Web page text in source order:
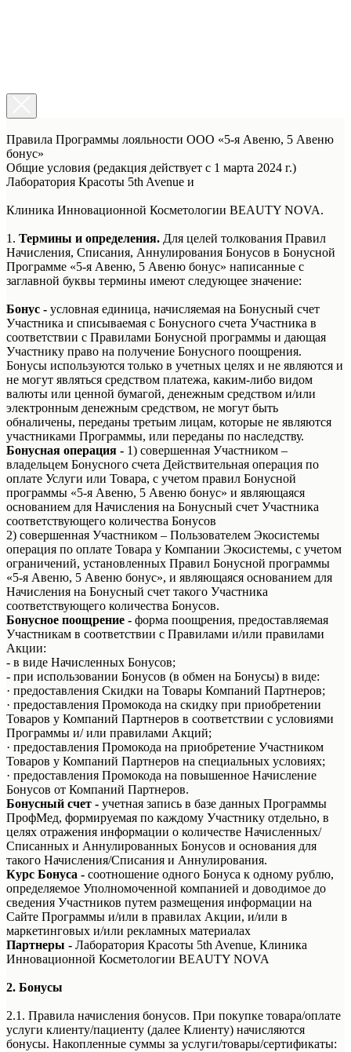
Правила Программы лояльности ООО «5-я Авеню, 5 Авеню
бонус»
Общие условия (редакция действует с 1 марта 2024 г.)
Лаборатория Красоты 5th Avenue и
Клиника Инновационной Косметологии BEAUTY NOVA.
1. Термины и определения. Для целей толкования Правил
Начисления, Списания, Аннулирования Бонусов в Бонусной
Программе «5-я Авеню, 5 Авеню бонус» написанные с
заглавной буквы термины имеют следующее значение:
Бонус - условная единица, начисляемая на Бонусный счет
Участника и списываемая с Бонусного счета Участника в
соответствии с Правилами Бонусной программы и дающая
Участнику право на получение Бонусного поощрения.
Бонусы используются только в учетных целях и не являются и
не могут являться средством платежа, каким-либо видом
валюты или ценной бумагой, денежным средством и/или
электронным денежным средством, не могут быть
обналичены, переданы третьим лицам, которые не являются
участниками Программы, или переданы по наследству.
Бонусная операция - 1) совершенная Участником –
владельцем Бонусного счета Действительная операция по
оплате Услуги или Товара, с учетом правил Бонусной
программы «5-я Авеню, 5 Авеню бонус» и являющаяся
основанием для Начисления на Бонусный счет Участника
соответствующего количества Бонусов
2) совершенная Участником – Пользователем Экосистемы
операция по оплате Товара у Компании Экосистемы, с учетом
ограничений, установленных Правил Бонусной программы
«5-я Авеню, 5 Авеню бонус», и являющаяся основанием для
Начисления на Бонусный счет такого Участника
соответствующего количества Бонусов.
Бонусное поощрение - форма поощрения, предоставляемая
Участникам в соответствии с Правилами и/или правилами
Акции:
- в виде Начисленных Бонусов;
- при использовании Бонусов (в обмен на Бонусы) в виде:
· предоставления Скидки на Товары Компаний Партнеров;
· предоставления Промокода на скидку при приобретении
Товаров у Компаний Партнеров в соответствии с условиями
Программы и/ или правилами Акций;
· предоставления Промокода на приобретение Участником
Товаров у Компаний Партнеров на специальных условиях;
· предоставления Промокода на повышенное Начисление
Бонусов от Компаний Партнеров.
Бонусный счет - учетная запись в базе данных Программы
ПрофМед, формируемая по каждому Участнику отдельно, в
целях отражения информации о количестве Начисленных/
Списанных и Аннулированных Бонусов и основания для
такого Начисления/Списания и Аннулирования.
Курс Бонуса - соотношение одного Бонуса к одному рублю,
определяемое Уполномоченной компанией и доводимое до
сведения Участников путем размещения информации на
Сайте Программы и/или в правилах Акции, и/или в
маркетинговых и/или рекламных материалах
Партнеры - Лаборатория Красоты 5th Avenue, Клиника
Инновационной Косметологии BEAUTY NOVA
2. Бонусы
2.1. Правила начисления бонусов. При покупке товара/оплате
услуги клиенту/пациенту (далее Клиенту) начисляются
бонусы. Накопленные суммы за услуги/товары/сертификаты: